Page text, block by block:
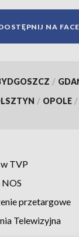
NA
/
/ OPOLE /
TVP
NOS
przetargowe
Telewizyjna